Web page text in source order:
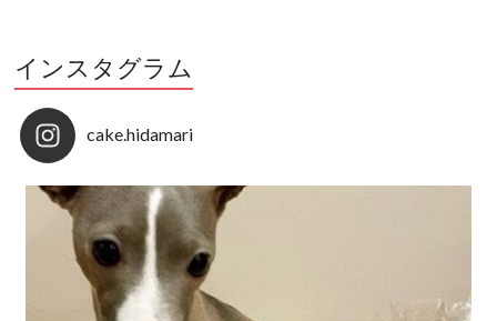
インスタグラム
cake.hidamari